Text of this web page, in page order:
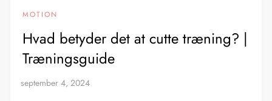
MOTION
Hvad betyder det at cutte træning? |
Træningsguide